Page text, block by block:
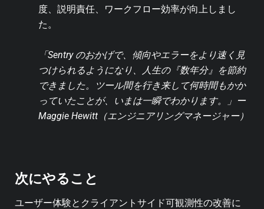
度、説明責任、ワークフロー効率が向上しまし
た。
「Sentry のおかげで、傾向やエラーをより速く見
つけられるようになり、人生の『数年分』を節約
できました。ツール間を行き来して何時間もかか
っていたことが、いまは一瞬でわかります。」ー
Maggie Hewitt（エンジニアリングマネージャー）
次にやること
ユーザー体験とクライアントサイド可観測性の改善に